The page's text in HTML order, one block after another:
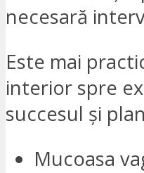
necesară
Este mai
interior spre
succesul și
Mucoasa